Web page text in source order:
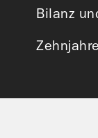
Bilanz